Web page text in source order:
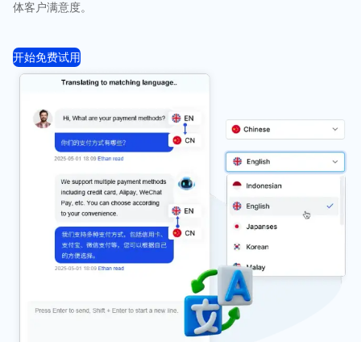
体客户满意度。
开始免费试用